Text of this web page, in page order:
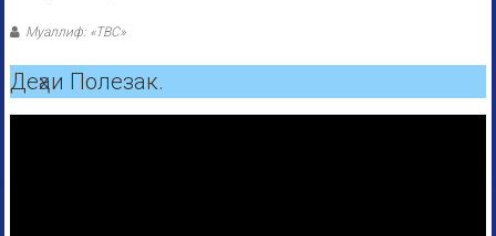
Муаллиф: «ТВС»
Деҳаи Полезак.